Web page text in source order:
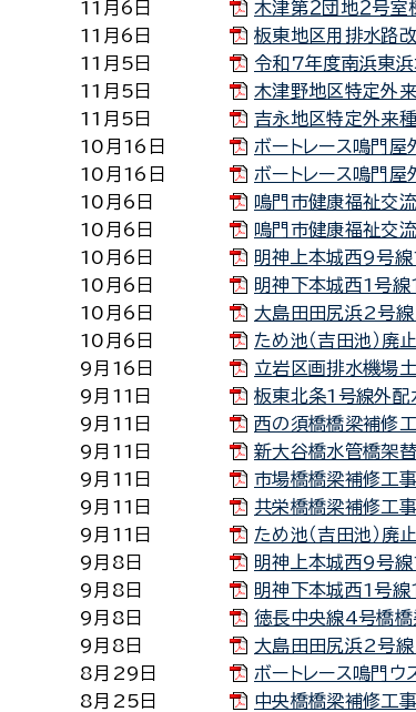
11月6日
木津第２団地２号
11月6日
板東地区用排水路
11月5日
令和7年度南浜東
11月5日
木津野地区特定外
11月5日
吉永地区特定外来
10月16日
ボートレース鳴門
10月16日
ボートレース鳴門
10月6日
鳴門市健康福祉交
10月6日
鳴門市健康福祉交
10月6日
明神上本城西9号
10月6日
明神下本城西1号
10月6日
大島田田尻浜2号
10月6日
ため池（吉田池）
9月16日
立岩区画排水機場
9月11日
板東北条1号線外
9月11日
西の須橋橋梁補修
9月11日
新大谷橋水管橋架
9月11日
市場橋橋梁補修工
9月11日
共栄橋橋梁補修工
9月11日
ため池（吉田池）
9月8日
明神上本城西9号
9月8日
明神下本城西1号
9月8日
徳長中央線4号橋
9月8日
大島田田尻浜2号
8月29日
ボートレース鳴門
8月25日
中央橋橋梁補修工